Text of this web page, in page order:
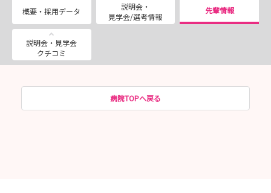
概要・採用データ
説明会・
見学会/選考情報
先輩情報
説明会・見学会
クチコミ
病院TOPへ戻る